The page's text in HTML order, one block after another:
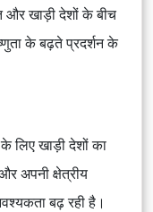
और खाड़ी देशों के बीच
के बढ़ते प्रदर्शन के
लिए खाड़ी देशों का
अपनी क्षेत्रीय
बढ़ रही है।